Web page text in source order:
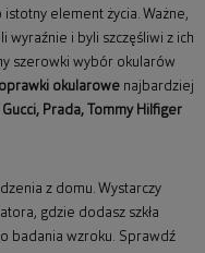
element życia. Ważne,
wyraźnie i byli szczęśliwi z ich
szerowki wybór okularów
okularowe najbardziej
Gucci, Prada, Tommy Hilfiger
z domu. Wystarczy
gdzie dodasz szkła
badania wzroku. Sprawdź